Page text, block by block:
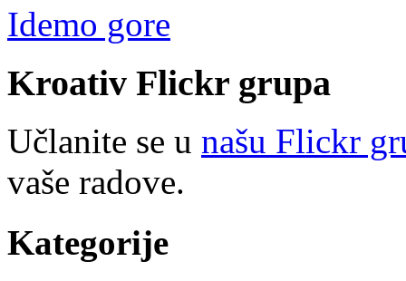
Idemo gore
Kroativ Flickr grupa
Učlanite se u našu Flickr
vaše radove.
Kategorije